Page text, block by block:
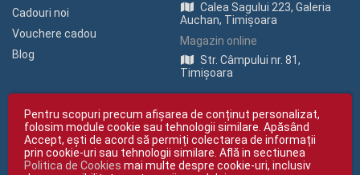
Cadouri noi
Vouchere cadou
Blog
Calea Sagului 223, Galeria
Auchan, Timișoara
Magazin online
Str. Câmpului nr. 81,
Timișoara
Copyright © giftexpress.ro | Toate drepturile rezervate
Pentru scopuri precum afișarea de conținut personalizat,
folosim module cookie sau tehnologii similare. Apăsând
Accept, ești de acord să permiți colectarea de informații
prin cookie-uri sau tehnologii similare. Află in sectiunea
Politica de Cookies mai multe despre cookie-uri, inclusiv